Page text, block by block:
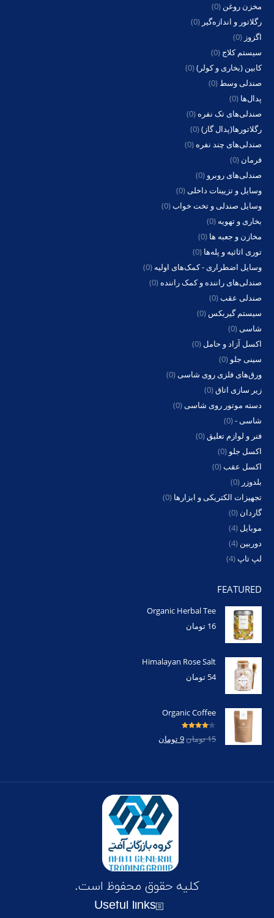
مخزن روغن (0)
رگلاتور و اندازه‌گیر (0)
اگزوز (0)
سیستم کلاج (0)
کابین (بخاری و کولر)(0)
صندلی وسط (0)
پدال‌ها (0)
صندلی‌های تک نفره (0)
رگلاتورها(پدال گاز)(0)
صندلی‌های چند نفره (0)
فرمان (0)
صندلی‌های روبرو (0)
وسایل و تزیینات داخلی(0)
وسایل صندلی و تخت خواب(0)
بخاری و تهویه (0)
مخازن و جعبه ها (0)
توری اثاثیه و پله‌ها (0)
وسایل اضطراری - کمک‌های اولیه (0)
صندلی‌های راننده و کمک راننده (0)
صندلی عقب(0)
سیستم گیربکس (0)
شاسی(0)
اکسل آزاد و حامل (0)
سینی جلو (0)
ورق‌های فلزی روی شاسی(0)
زیر سازی اتاق(0)
دسته موتور روی شاسی(0)
شاسی -(0)
فنر و لوازم تعلیق(0)
اکسل جلو (0)
اکسل عقب(0)
بلدوزر (0)
تجهیزات الکتریکی و ابزارها (0)
گاردان (0)
موبایل (4)
دوربین (4)
لپ تاپ(4)
FEATURED
Organic Herbal Tee
16 تومان
Himalayan Rose Salt
54 تومان
Organic Coffee
امتیاز4.00
از 5 15تومان9تومان
کلیه حقوق محفوظ است.
Useful links